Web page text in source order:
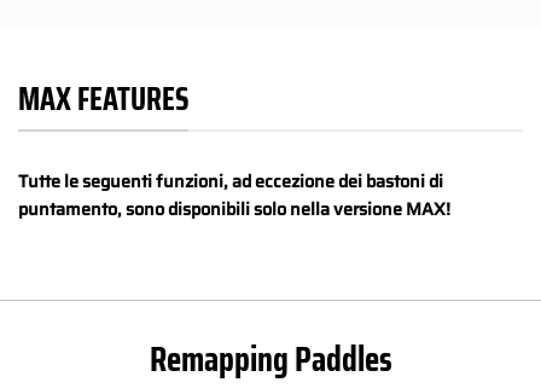
MAX FEATURES
Tutte le seguenti funzioni, ad eccezione dei bastoni di
puntamento, sono disponibili solo nella versione MAX!
Remapping Paddles